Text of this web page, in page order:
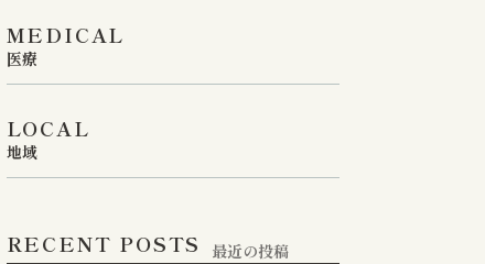
き続き集合住宅工事を行っており
の出入りがありますので引き続き
下さい。
事などを行っている関係なのか、
を感じる場合があります。御迷惑
まい申し訳ありません。
行っておりますのでよろしくお願
お任せください。当院では高
を導入し、微細な病変も見逃
また、患者様のご負担を最小
MEDICAL
医療
LOCAL
地域
RECENT POSTS 最近の投稿